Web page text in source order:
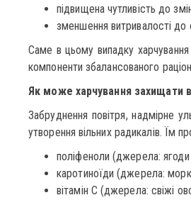
підвищена чутливість до
зменшення витривалості до
Саме в цьому випадку харчування
компоненти збалансованого
Як може харчування захищати
Забруднення повітря, надмірне
утворення вільних радикалів. Їм
поліфеноли (джерела: ягоди
каротиноїди (джерела:
вітамін С (джерела: свіжі